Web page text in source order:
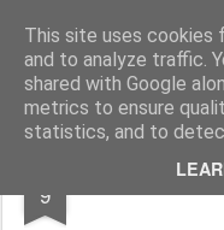
This site uses cookies
and to analyze traffic.
shared with Google
metrics to ensure
statistics, and to
ROADGALAXY -
9